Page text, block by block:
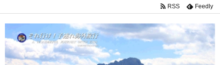
RSS Feedly